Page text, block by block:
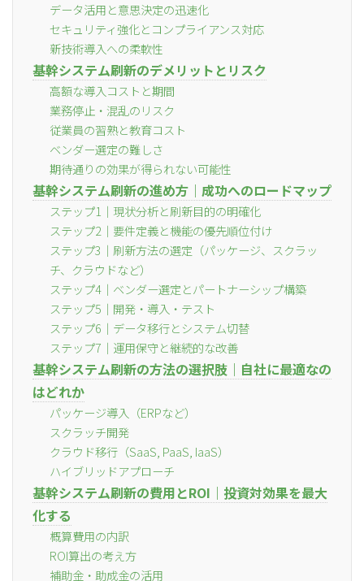
データ活用と意思決定の迅速化
セキュリティ強化とコンプライアンス対応
新技術導入への柔軟性
基幹システム刷新のデメリットとリスク
高額な導入コストと期間
業務停止・混乱のリスク
従業員の習熟と教育コスト
ベンダー選定の難しさ
期待通りの効果が得られない可能性
基幹システム刷新の進め方｜成功へのロードマップ
ステップ1｜現状分析と刷新目的の明確化
ステップ2｜要件定義と機能の優先順位付け
ステップ3｜刷新方法の選定（パッケージ、スクラッ
チ、クラウドなど）
ステップ4｜ベンダー選定とパートナーシップ構築
ステップ5｜開発・導入・テスト
ステップ6｜データ移行とシステム切替
ステップ7｜運用保守と継続的な改善
基幹システム刷新の方法の選択肢｜自社に最適なの
はどれか
パッケージ導入（ERPなど）
スクラッチ開発
クラウド移行（SaaS, PaaS, IaaS）
ハイブリッドアプローチ
基幹システム刷新の費用とROI｜投資対効果を最大
化する
概算費用の内訳
ROI算出の考え方
補助金・助成金の活用